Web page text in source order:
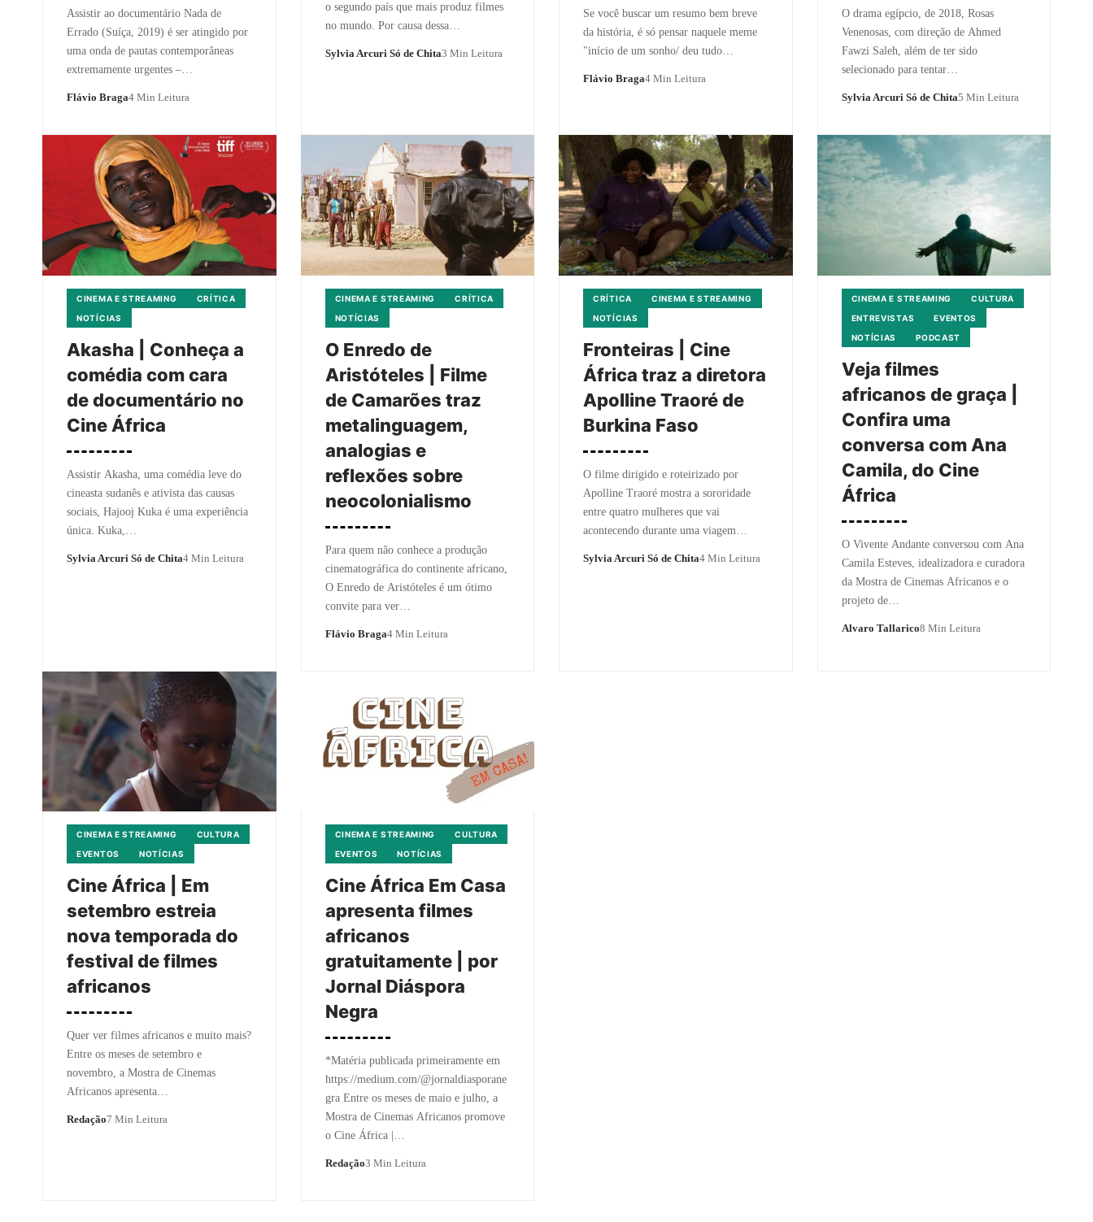
Assistir ao documentário Nada de
Errado (Suíça, 2019) é ser atingido por
uma onda de pautas contemporâneas
extremamente urgentes –…
Flávio Braga4 Min Leitura
o segundo país que mais produz filmes
no mundo. Por causa dessa…
Sylvia Arcuri Só de Chita3 Min Leitura
Se você buscar um resumo bem breve
da história, é só pensar naquele meme
"início de um sonho/ deu tudo…
Flávio Braga4 Min Leitura
O drama egípcio, de 2018, Rosas
Venenosas, com direção de Ahmed
Fawzi Saleh, além de ter sido
selecionado para tentar…
Sylvia Arcuri Só de Chita5 Min Leitura
CINEMA E STREAMING
CRÍTICA
NOTÍCIAS
Akasha | Conheça a
comédia com cara
de documentário no
Cine África
Assistir Akasha, uma comédia leve do
cineasta sudanês e ativista das causas
sociais, Hajooj Kuka é uma experiência
única. Kuka,…
Sylvia Arcuri Só de Chita4 Min Leitura
CINEMA E STREAMING
CRÍTICA
NOTÍCIAS
O Enredo de
Aristóteles | Filme
de Camarões traz
metalinguagem,
analogias e
reflexões sobre
neocolonialismo
Para quem não conhece a produção
cinematográfica do continente africano,
O Enredo de Aristóteles é um ótimo
convite para ver…
Flávio Braga4 Min Leitura
CRÍTICA
CINEMA E STREAMING
NOTÍCIAS
Fronteiras | Cine
África traz a diretora
Apolline Traoré de
Burkina Faso
O filme dirigido e roteirizado por
Apolline Traoré mostra a sororidade
entre quatro mulheres que vai
acontecendo durante uma viagem…
Sylvia Arcuri Só de Chita4 Min Leitura
CINEMA E STREAMING
CULTURA
ENTREVISTAS
EVENTOS
NOTÍCIAS
PODCAST
Veja filmes
africanos de graça |
Confira uma
conversa com Ana
Camila, do Cine
África
O Vivente Andante conversou com Ana
Camila Esteves, idealizadora e curadora
da Mostra de Cinemas Africanos e o
projeto de…
Alvaro Tallarico8 Min Leitura
CINEMA E STREAMING
CULTURA
EVENTOS
NOTÍCIAS
Cine África | Em
setembro estreia
nova temporada do
festival de filmes
africanos
Quer ver filmes africanos e muito mais?
Entre os meses de setembro e
novembro, a Mostra de Cinemas
Africanos apresenta…
Redação7 Min Leitura
CINEMA E STREAMING
CULTURA
EVENTOS
NOTÍCIAS
Cine África Em Casa
apresenta filmes
africanos
gratuitamente | por
Jornal Diáspora
Negra
*Matéria publicada primeiramente em
https://medium.com/@jornaldiasporane
gra Entre os meses de maio e julho, a
Mostra de Cinemas Africanos promove
o Cine África |…
Redação3 Min Leitura